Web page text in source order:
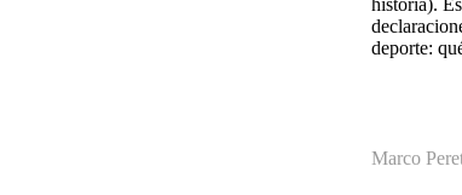
deporte:
Marco